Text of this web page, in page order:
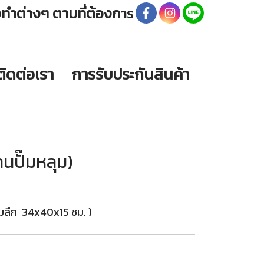
ำต่างๆ ตามที่ต้องการ
ดต่อเรา การรับประกันสินค้า
นปั๊มหลุม)
ก 34x40x15 ซม. )